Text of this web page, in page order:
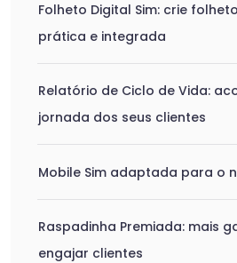
Folheto Digital Sim: crie
prática e integrada
Relatório de Ciclo de Vida:
jornada dos seus clientes
Mobile Sim adaptada para o
Raspadinha Premiada: mais
engajar clientes